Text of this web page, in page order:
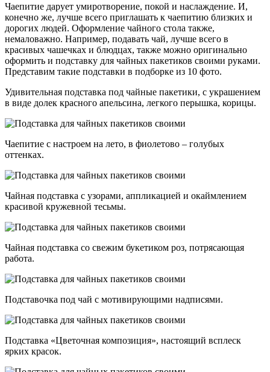
Чаепитие дарует умиротворение, покой и наслаждение. И,
конечно же, лучше всего приглашать к чаепитию близких и
дорогих людей. Оформление чайного стола также,
немаловажно. Например, подавать чай, лучше всего в
красивых чашечках и блюдцах, также можно оригинально
оформить и подставку для чайных пакетиков своими руками.
Представим такие подставки в подборке из 10 фото.
Удивительная подставка под чайные пакетики, с украшением
в виде долек красного апельсина, легкого перышка, корицы.
Чаепитие с настроем на лето, в фиолетово – голубых
оттенках.
Чайная подставка с узорами, аппликацией и окаймлением
красивой кружевной тесьмы.
Чайная подставка со свежим букетиком роз, потрясающая
работа.
Подставочка под чай с мотивирующими надписями.
Подставка «Цветочная композиция», настоящий всплеск
ярких красок.